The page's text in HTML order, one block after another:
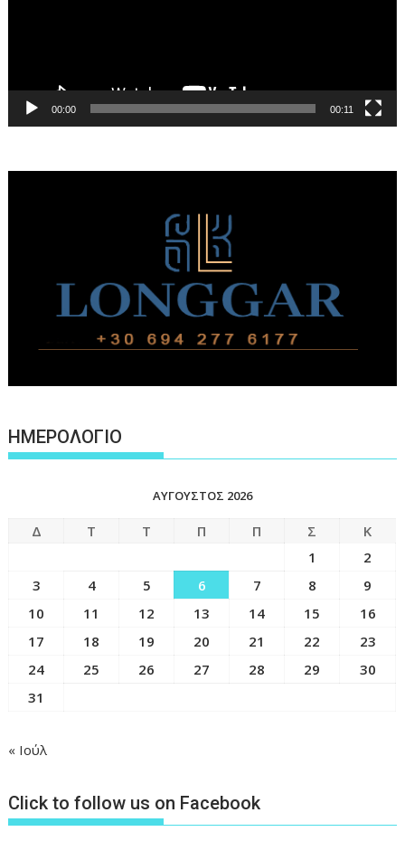
00:00 00:11
ΗΜΕΡΟΛΟΓΙΟ
ΑΎΓΟΥΣΤΟΣ 2026
Δ Τ Τ Π Π Σ
Κ
1
2
3
4 5 6 7 8
9
10
11 12 13 14 15
16
17
18 19 20 21 22
23
24
25 26 27 28 29
30
31
« Ιούλ
Click to follow us on Facebook